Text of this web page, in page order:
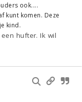
ook....
kunt komen. Deze
kind.
hufter. Ik wil